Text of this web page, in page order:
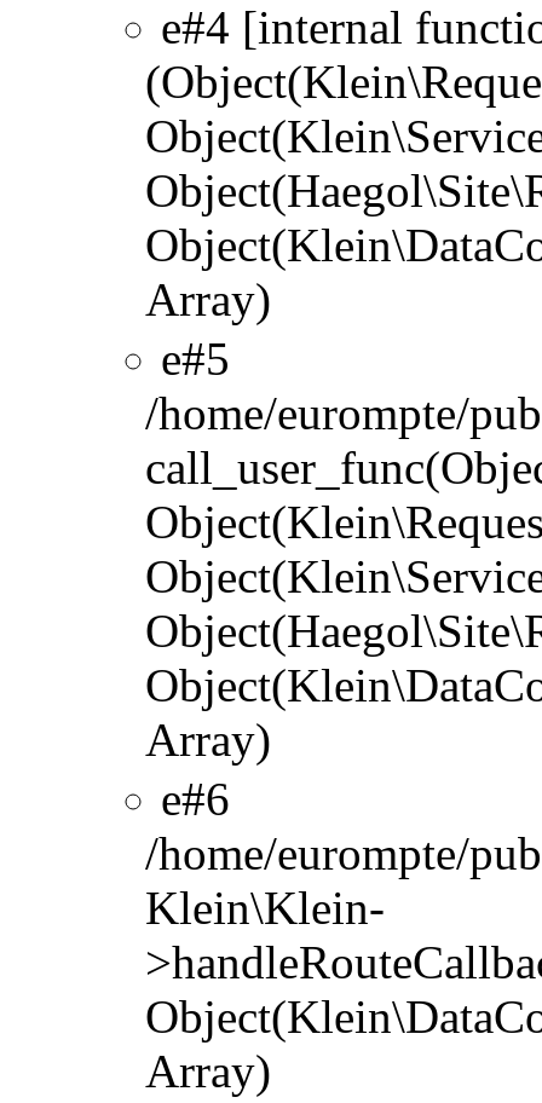
#4 [internal
Array)
#5
/home/eurompte/
Array)
#6
/home/eurompte/
Klein\Klein-
Array)